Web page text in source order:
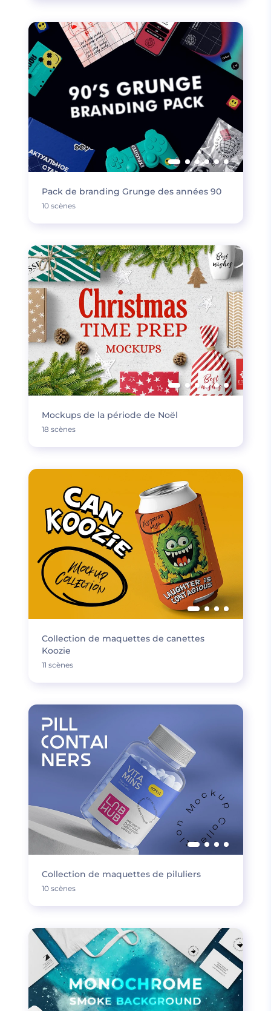
Pack de branding Grunge des années 90
10 scènes
Mockups de la période de Noël
18 scènes
Collection de maquettes de canettes
Koozie
11 scènes
Collection de maquettes de piluliers
10 scènes